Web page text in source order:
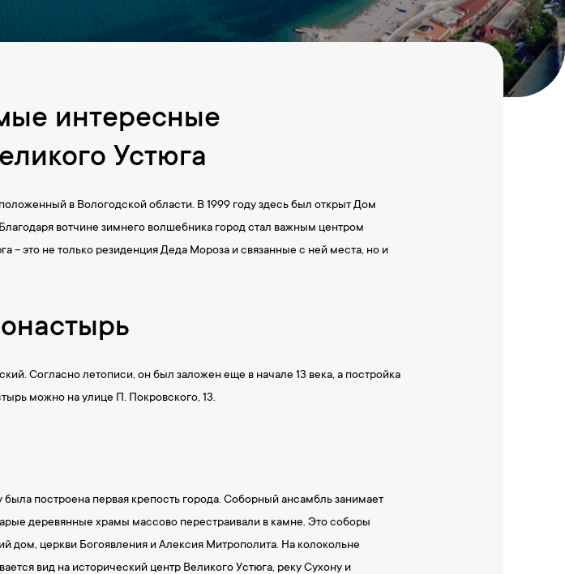
интересные
Устюга
в Вологодской области. В 1999 году здесь был открыт Дом
вотчине зимнего волшебника город стал важным центром
– это не только резиденция Деда Мороза и связанные с ней места, но и
Согласно летописи, он был заложен еще в начале 13 века, а постройка
можно на улице П. Покровского, 13.
построена первая крепость города. Соборный ансамбль занимает
деревянные храмы массово перестраивали в камне. Это соборы
дом, церкви Богоявления и Алексия Митрополита. На колокольне
вид на исторический центр Великого Устюга, реку Сухону и